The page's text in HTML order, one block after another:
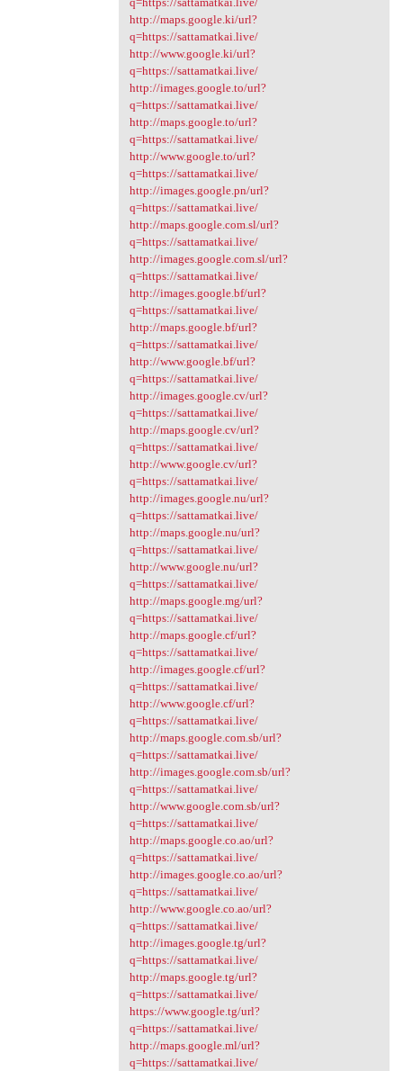
http://maps.google.ki/url?
q=https://sattamatkai.live/
http://www.google.ki/url?
q=https://sattamatkai.live/
http://images.google.to/url?
q=https://sattamatkai.live/
http://maps.google.to/url?
q=https://sattamatkai.live/
http://www.google.to/url?
q=https://sattamatkai.live/
http://images.google.pn/url?
q=https://sattamatkai.live/
http://maps.google.com.sl/url?
q=https://sattamatkai.live/
http://images.google.com.sl/url?
q=https://sattamatkai.live/
http://images.google.bf/url?
q=https://sattamatkai.live/
http://maps.google.bf/url?
q=https://sattamatkai.live/
http://www.google.bf/url?
q=https://sattamatkai.live/
http://images.google.cv/url?
q=https://sattamatkai.live/
http://maps.google.cv/url?
q=https://sattamatkai.live/
http://www.google.cv/url?
q=https://sattamatkai.live/
http://images.google.nu/url?
q=https://sattamatkai.live/
http://maps.google.nu/url?
q=https://sattamatkai.live/
http://www.google.nu/url?
q=https://sattamatkai.live/
http://maps.google.mg/url?
q=https://sattamatkai.live/
http://maps.google.cf/url?
q=https://sattamatkai.live/
http://images.google.cf/url?
q=https://sattamatkai.live/
http://www.google.cf/url?
q=https://sattamatkai.live/
http://maps.google.com.sb/url?
q=https://sattamatkai.live/
http://images.google.com.sb/url?
q=https://sattamatkai.live/
http://www.google.com.sb/url?
q=https://sattamatkai.live/
http://maps.google.co.ao/url?
q=https://sattamatkai.live/
http://images.google.co.ao/url?
q=https://sattamatkai.live/
http://www.google.co.ao/url?
q=https://sattamatkai.live/
http://images.google.tg/url?
q=https://sattamatkai.live/
http://maps.google.tg/url?
q=https://sattamatkai.live/
https://www.google.tg/url?
q=https://sattamatkai.live/
http://maps.google.ml/url?
q=https://sattamatkai.live/